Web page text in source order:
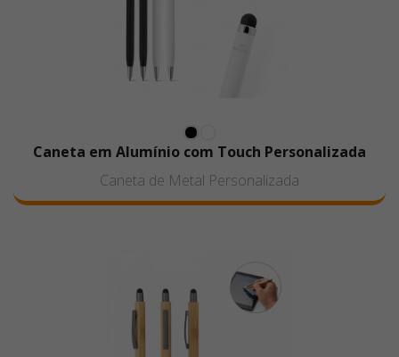
Caneta em Alumínio com Touch Personalizada
Caneta de Metal Personalizada